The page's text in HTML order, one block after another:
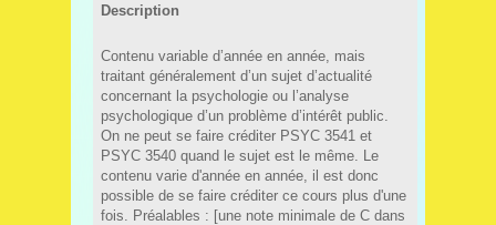
Description
Contenu variable d’année en année, mais
traitant généralement d’un sujet d’actualité
concernant la psychologie ou l’analyse
psychologique d’un problème d’intérêt public.
On ne peut se faire créditer PSYC 3541 et
PSYC 3540 quand le sujet est le même. Le
contenu varie d'année en année, il est donc
possible de se faire créditer ce cours plus d'une
fois. Préalables : [une note minimale de C dans